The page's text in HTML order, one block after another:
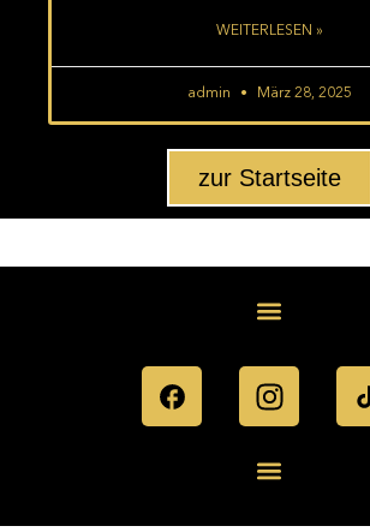
WEITERLESEN »
admin März 28, 2025
zur Startseite